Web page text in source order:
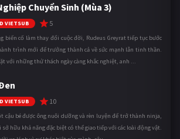
Chuyển Sinh (Mùa 3)
VIETSUB 5
biến cố làm thay đổi cuộc đời, Rudeus Greyrat tiếp tục bước
trình mới để trưởng thành cả về sức mạnh lẫn tinh thần.
với những thử thách ngày càng khắc nghiệt, anh ...
VIETSUB 10
cậu bé được ông nuôi dưỡng và rèn luyện để trở thành ninja,
hữu khả năng đặc biệt có thể giao tiếp với các loài động vật.